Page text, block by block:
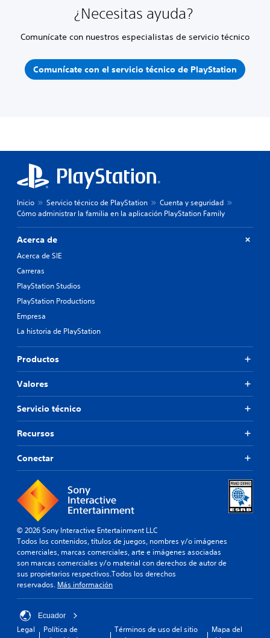
¿Necesitas ayuda?
Comunícate con nuestros especialistas de servicio técnico
Comunícate con el servicio técnico de PlayStation
Inicio Servicio técnico de PlayStation
Cuenta y seguridad
Cómo administrar la familia en la aplicación PlayStation Family
Acerca de
Acerca de SIE
Carreras
PlayStation Studios
PlayStation Productions
Empresa
La historia de PlayStation
Productos
Valores
Servicio técnico
Recursos
Conectar
© 2026 Sony Interactive Entertainment LLC
Todos los contenidos, títulos de juegos, nombres y/o imágenes
comerciales, marcas comerciales, arte e imágenes asociadas
son marcas comerciales y/o material con derechos de autor de
sus propietarios respectivos.Todos los derechos
reservados. Más información
Ecuador
Legal
Política de
Términos de uso del sitio
Mapa del